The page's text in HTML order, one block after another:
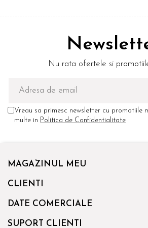
Nu rata ofertele si
Vreau sa primesc newsletter cu promotiile
multe in Politica de Confidentialitate
MAGAZINUL MEU
CLIENTI
DATE COMERCIALE
SUPORT CLIENTI